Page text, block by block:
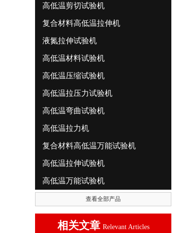
高低温剪切试验机
复合材料高低温拉伸机
液氮拉伸试验机
高低温材料试验机
高低温压缩试验机
高低温拉压力试验机
高低温弯曲试验机
高低温拉力机
复合材料高低温万能试验机
高低温拉伸试验机
高低温万能试验机
查看全部产品
相关文章 Relevant Articles